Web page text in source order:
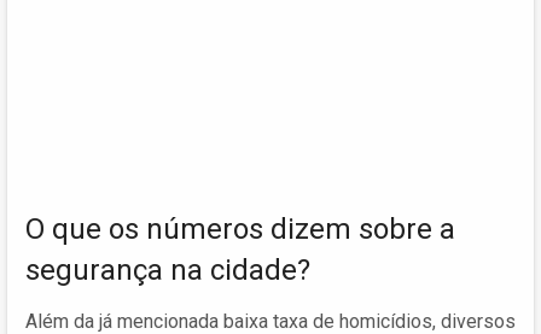
O que os números dizem sobre a
segurança na cidade?
Além da já mencionada baixa taxa de homicídios, diversos